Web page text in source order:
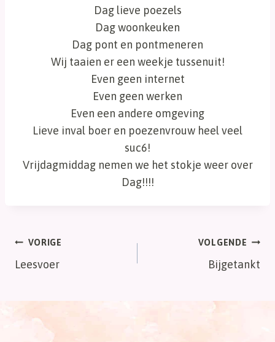
Dag lieve poezels
Dag woonkeuken
Dag pont en pontmeneren
Wij taaien er een weekje tussenuit!
Even geen internet
Even geen werken
Even een andere omgeving
Lieve inval boer en poezenvrouw heel veel
suc6!
Vrijdagmiddag nemen we het stokje weer over
Dag!!!!
Bericht
navigatie
VORIGE
Leesvoer
VOLGENDE
Bijgetankt